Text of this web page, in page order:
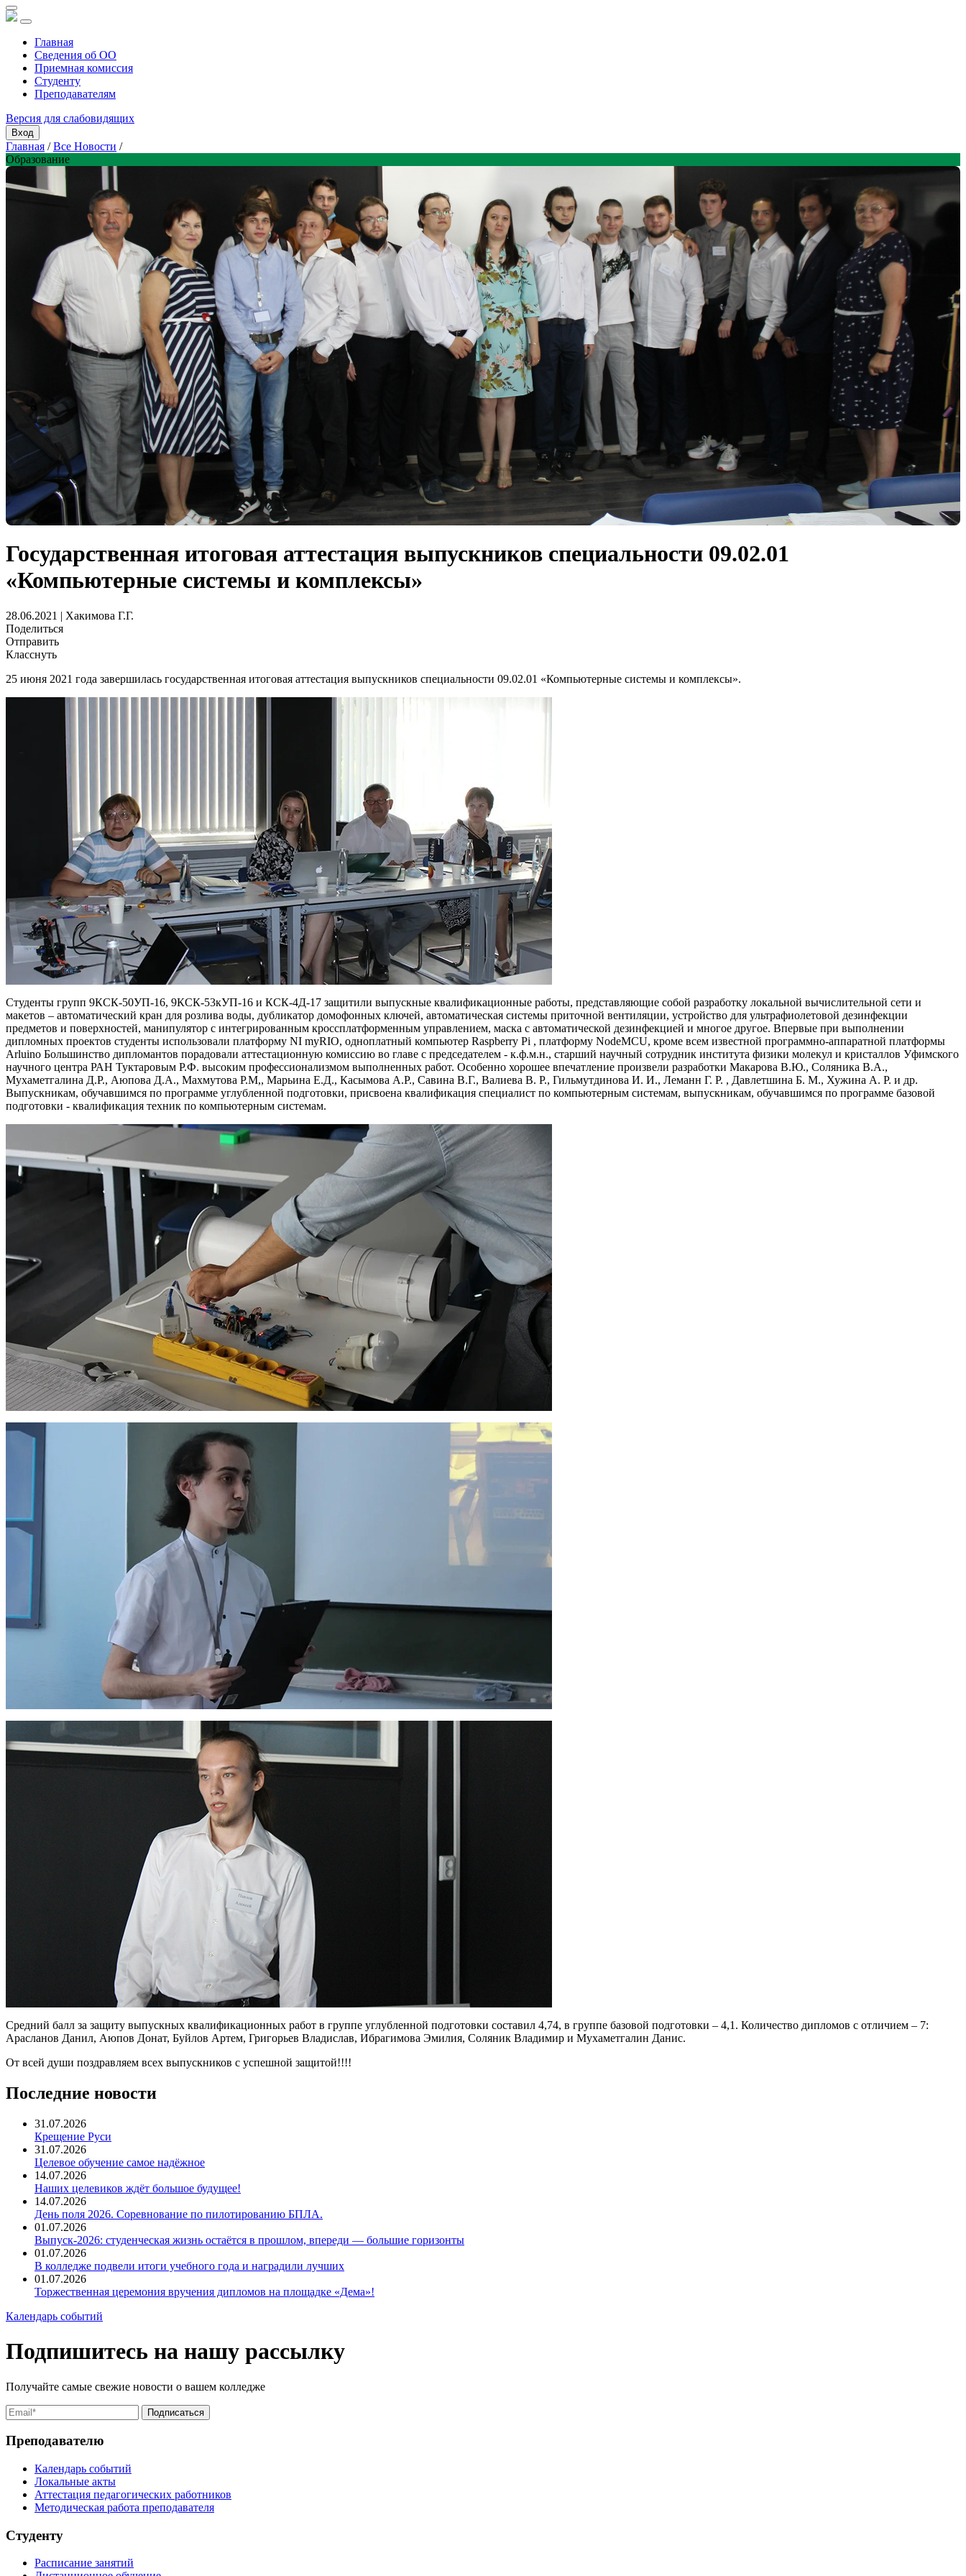
Главная
Сведения об ОО
Приемная комиссия
Студенту
Преподавателям
Версия для слабовидящих
Вход
Главная /Все Новости /
Образование
Государственная итоговая аттестация выпускников специальности 09.02.01
«Компьютерные системы и комплексы»
28.06.2021 | Хакимова Г.Г.
Поделиться
Отправить
Класснуть
25 июня 2021 года завершилась государственная итоговая аттестация выпускников специальности 09.02.01 «Компьютерные системы и комплексы».
Студенты групп 9КСК-50УП-16, 9КСК-53кУП-16 и КСК-4Д-17 защитили выпускные квалификационные работы, представляющие собой разработку локальной вычислительной сети и
макетов – автоматический кран для розлива воды, дубликатор домофонных ключей, автоматическая системы приточной вентиляции, устройство для ультрафиолетовой дезинфекции
предметов и поверхностей, манипулятор с интегрированным кроссплатформенным управлением, маска с автоматической дезинфекцией и многое другое. Впервые при выполнении
дипломных проектов студенты использовали платформу NI myRIO, одноплатный компьютер Raspberry Pi , платформу NodeMCU, кроме всем известной программно-аппаратной платформы
Arluino Большинство дипломантов порадовали аттестационную комиссию во главе с председателем - к.ф.м.н., старший научный сотрудник института физики молекул и кристаллов Уфимского
научного центра РАН Туктаровым Р.Ф. высоким профессионализмом выполненных работ. Особенно хорошее впечатление произвели разработки Макарова В.Ю., Соляника В.А.,
Мухаметгалина Д.Р., Аюпова Д.А., Махмутова Р.М,, Марьина Е.Д., Касымова А.Р., Савина В.Г., Валиева В. Р., Гильмутдинова И. И., Леманн Г. Р. , Давлетшина Б. М., Хужина А. Р. и др.
Выпускникам, обучавшимся по программе углубленной подготовки, присвоена квалификация специалист по компьютерным системам, выпускникам, обучавшимся по программе базовой
подготовки - квалификация техник по компьютерным системам.
Средний балл за защиту выпускных квалификационных работ в группе углубленной подготовки составил 4,74, в группе базовой подготовки – 4,1. Количество дипломов с отличием – 7:
Арасланов Данил, Аюпов Донат, Буйлов Артем, Григорьев Владислав, Ибрагимова Эмилия, Соляник Владимир и Мухаметгалин Данис.
От всей души поздравляем всех выпускников с успешной защитой!!!!
Последние новости
31.07.2026
Крещение Руси
31.07.2026
Целевое обучение самое надёжное
14.07.2026
Наших целевиков ждёт большое будущее!
14.07.2026
День поля 2026. Соревнование по пилотированию БПЛА.
01.07.2026
Выпуск-2026: студенческая жизнь остаётся в прошлом, впереди — большие горизонты
01.07.2026
В колледже подвели итоги учебного года и наградили лучших
01.07.2026
Торжественная церемония вручения дипломов на площадке «Дема»!
Календарь событий
Подпишитесь на нашу рассылку
Получайте самые свежие новости о вашем колледже
Преподавателю
Календарь событий
Локальные акты
Аттестация педагогических работников
Методическая работа преподавателя
Студенту
Расписание занятий